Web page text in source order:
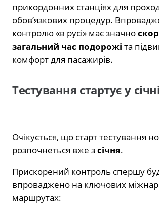
прикордонних станціях для
обов’язкових процедур.
контролю «в русі» має значно
загальний час подорожі та
комфорт для пасажирів.
Тестування стартує у січні
Очікується, що старт тестування
розпочнеться вже зсічня.
Прискорений контроль спершу
впроваджено на ключових
маршрутах: